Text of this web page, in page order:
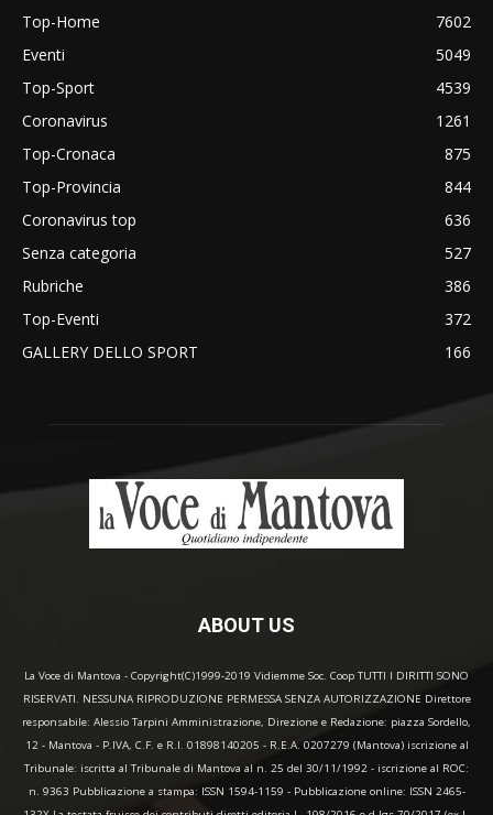
Top-Home
7602
Eventi
5049
Top-Sport
4539
Coronavirus
1261
Top-Cronaca
875
Top-Provincia
844
Coronavirus top
636
Senza categoria
527
Rubriche
386
Top-Eventi
372
GALLERY DELLO SPORT
166
ABOUT US
La Voce di Mantova - Copyright(C)1999-2019 Vidiemme Soc. Coop TUTTI I DIRITTI SONO
RISERVATI. NESSUNA RIPRODUZIONE PERMESSA SENZA AUTORIZZAZIONE Direttore
responsabile: Alessio Tarpini Amministrazione, Direzione e Redazione: piazza Sordello,
12 - Mantova - P.IVA, C.F. e R.I. 01898140205 - R.E.A. 0207279 (Mantova) iscrizione al
Tribunale: iscritta al Tribunale di Mantova al n. 25 del 30/11/1992 - iscrizione al ROC:
n. 9363 Pubblicazione a stampa: ISSN 1594-1159 - Pubblicazione online: ISSN 2465-